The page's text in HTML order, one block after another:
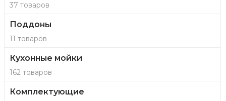
37 товаров
Поддоны
11 товаров
Кухонные мойки
162 товаров
Комплектующие